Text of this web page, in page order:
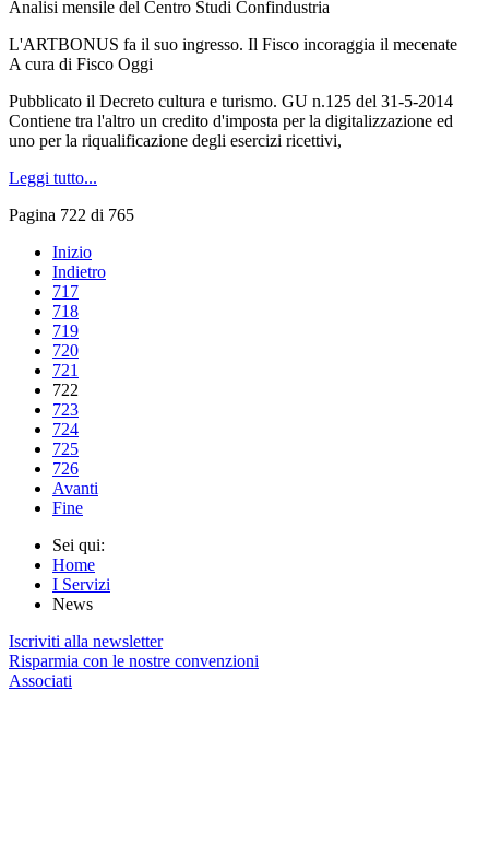
Analisi mensile del Centro Studi Confindustria
L'ARTBONUS fa il suo ingresso. Il Fisco incoraggia il mecenate
A cura di Fisco Oggi
Pubblicato il Decreto cultura e turismo. GU n.125 del 31-5-2014
Contiene tra l'altro un credito d'imposta per la digitalizzazione ed
uno per la riqualificazione degli esercizi ricettivi,
Leggi tutto...
Pagina 722 di 765
Inizio
Indietro
717
718
719
720
721
722
723
724
725
726
Avanti
Fine
Sei qui:
Home
I Servizi
News
Iscriviti alla newsletter
Risparmia con le nostre convenzioni
Associati